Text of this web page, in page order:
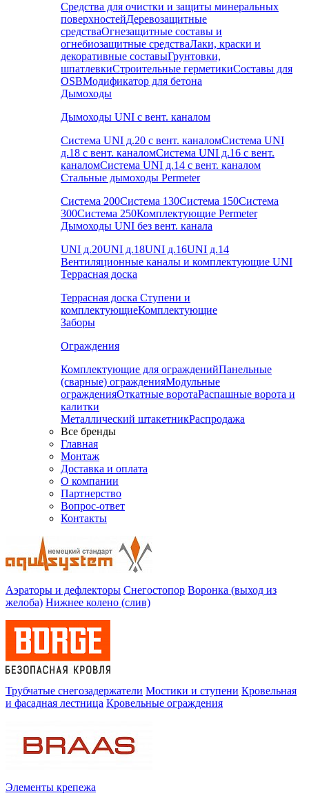
Средства для очистки и защиты минеральных
поверхностейДеревозащитные
средстваОгнезащитные составы и
огнебиозащитные средстваЛаки, краски и
декоративные составыГрунтовки,
шпатлевкиСтроительные герметикиСоставы для
OSBМодификатор для бетона
Дымоходы
Дымоходы UNI с вент. каналом
Система UNI д.20 с вент. каналомСистема UNI
д.18 с вент. каналомСистема UNI д.16 с вент.
каналомСистема UNI д.14 с вент. каналом
Стальные дымоходы Permeter
Система 200Система 130Система 150Система
300Система 250Комплектующие Permeter
Дымоходы UNI без вент. канала
UNI д.20UNI д.18UNI д.16UNI д.14
Вентиляционные каналы и комплектующие UNI
Террасная доска
Террасная доска Ступени и
комплектующиеКомплектующие
Заборы
Ограждения
Комплектующие для огражденийПанельные
(сварные) огражденияМодульные
огражденияОткатные воротаРаспашные ворота и
калитки
Металлический штакетникРаспродажа
Все бренды
Главная
Монтаж
Доставка и оплата
О компании
Партнерство
Вопрос-ответ
Контакты
Аэраторы и дефлекторы Снегостопор Воронка (выход из
желоба) Нижнее колено (слив)
Трубчатые снегозадержатели Мостики и ступени Кровельная
и фасадная лестница Кровельные ограждения
Элементы крепежа